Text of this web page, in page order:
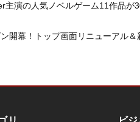
演の人気ノベルゲーム11作品が
開幕！トップ画面リニューアル＆